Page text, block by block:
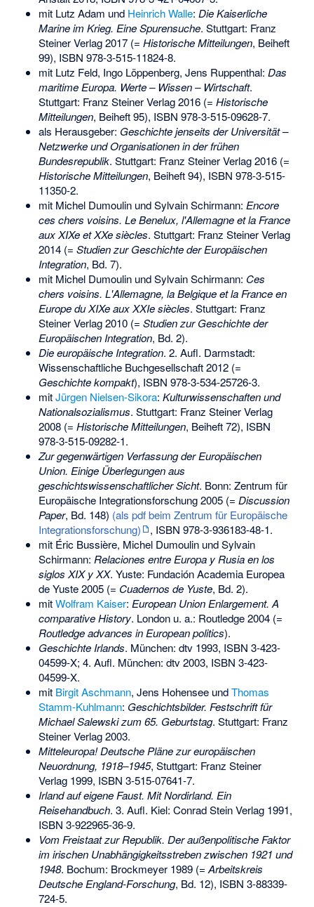
mit Lutz Adam und Heinrich Walle: Die Kaiserliche
Marine im Krieg. Eine Spurensuche. Stuttgart: Franz
Steiner Verlag 2017 (= Historische Mitteilungen, Beiheft
99), ISBN 978-3-515-11824-8.
mit Lutz Feld, Ingo Löppenberg, Jens Ruppenthal: Das
maritime Europa. Werte – Wissen – Wirtschaft.
Stuttgart: Franz Steiner Verlag 2016 (= Historische
Mitteilungen, Beiheft 95), ISBN 978-3-515-09628-7.
als Herausgeber: Geschichte jenseits der Universität –
Netzwerke und Organisationen in der frühen
Bundesrepublik. Stuttgart: Franz Steiner Verlag 2016 (=
Historische Mitteilungen, Beiheft 94), ISBN 978-3-515-
11350-2.
mit Michel Dumoulin und Sylvain Schirmann: Encore
ces chers voisins. Le Benelux, l'Allemagne et la France
aux XIXe et XXe siècles. Stuttgart: Franz Steiner Verlag
2014 (= Studien zur Geschichte der Europäischen
Integration, Bd. 7).
mit Michel Dumoulin und Sylvain Schirmann: Ces
chers voisins. L'Allemagne, la Belgique et la France en
Europe du XIXe aux XXIe siècles. Stuttgart: Franz
Steiner Verlag 2010 (= Studien zur Geschichte der
Europäischen Integration, Bd. 2).
Die europäische Integration. 2. Aufl. Darmstadt:
Wissenschaftliche Buchgesellschaft 2012 (=
Geschichte kompakt), ISBN 978-3-534-25726-3.
mitJürgen Nielsen-Sikora: Kulturwissenschaften und
Nationalsozialismus. Stuttgart: Franz Steiner Verlag
2008 (= Historische Mitteilungen, Beiheft 72), ISBN
978-3-515-09282-1.
Zur gegenwärtigen Verfassung der Europäischen
Union. Einige Überlegungen aus
geschichtswissenschaftlicher Sicht. Bonn: Zentrum für
Europäische Integrationsforschung 2005 (= Discussion
Paper, Bd. 148) (als pdf beim Zentrum für Europäische
Integrationsforschung)
, ISBN 978-3-936183-48-1.
mit Éric Bussière, Michel Dumoulin und Sylvain
Schirmann: Relaciones entre Europa y Rusia en los
siglos XIX y XX. Yuste: Fundación Academia Europea
de Yuste 2005 (= Cuadernos de Yuste, Bd. 2).
mitWolfram Kaiser: European Union Enlargement. A
comparative History. London u. a.: Routledge 2004 (=
Routledge advances in European politics).
Geschichte Irlands. München: dtv 1993, ISBN 3-423-
04599-X; 4. Aufl. München: dtv 2003, ISBN 3-423-
04599-X.
mit Birgit Aschmann, Jens Hohensee undThomas
Stamm-Kuhlmann: Geschichtsbilder. Festschrift für
Michael Salewski zum 65. Geburtstag. Stuttgart: Franz
Steiner Verlag 2003.
Mitteleuropa! Deutsche Pläne zur europäischen
Neuordnung, 1918–1945, Stuttgart: Franz Steiner
Verlag 1999, ISBN 3-515-07641-7.
Irland auf eigene Faust. Mit Nordirland. Ein
Reisehandbuch. 3. Aufl. Kiel: Conrad Stein Verlag 1991,
ISBN 3-922965-36-9.
Vom Freistaat zur Republik. Der außenpolitische Faktor
im irischen Unabhängigkeitsstreben zwischen 1921 und
1948. Bochum: Brockmeyer 1989 (= Arbeitskreis
Deutsche England-Forschung, Bd. 12), ISBN 3-88339-
724-5.